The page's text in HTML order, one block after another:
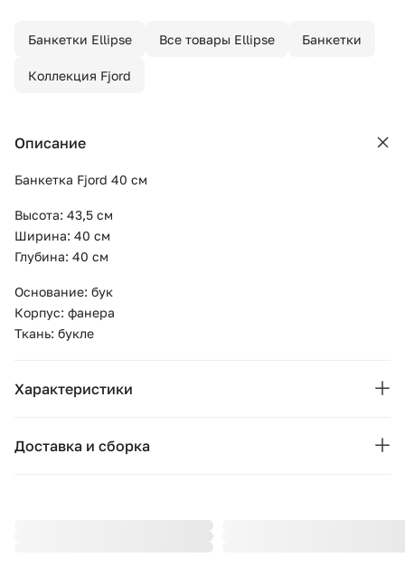
Банкетки Ellipse Все товары Ellipse Банкетки
Коллекция Fjord
Описание
Банкетка Fjord 40 см
Высота: 43,5 см
Ширина: 40 см
Глубина: 40 см
Основание: бук
Корпус: фанера
Ткань: букле
Характеристики
Бренд:
Доставка и сборка